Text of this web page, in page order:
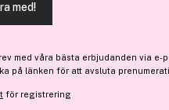
kr
gäller vid köp av 2 från
med!
med våra bästa erbjudanden via e-
på länken för att avsluta
för registrering